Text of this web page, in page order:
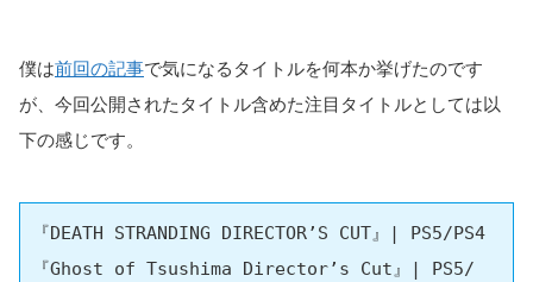
僕は前回の記事で気になるタイトルを何本か挙げたのです
が、今回公開されたタイトル含めた注目タイトルとしては以
下の感じです。
『DEATH STRANDING DIRECTOR’S CUT』| PS5/PS4
『Ghost of Tsushima Director’s Cut』| PS5/